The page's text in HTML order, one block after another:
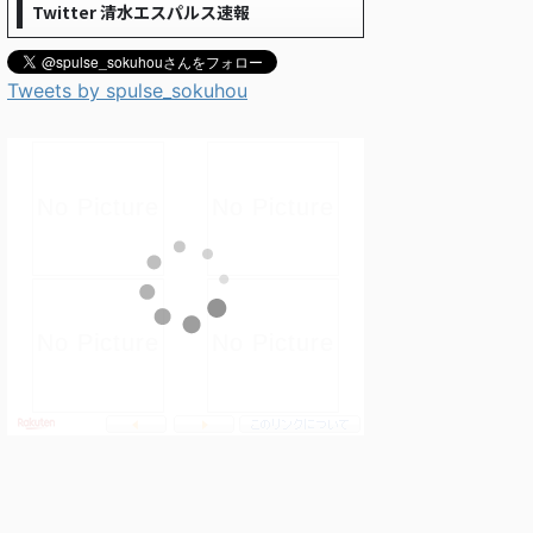
Twitter 清水エスパルス速報
Tweets by spulse_sokuhou